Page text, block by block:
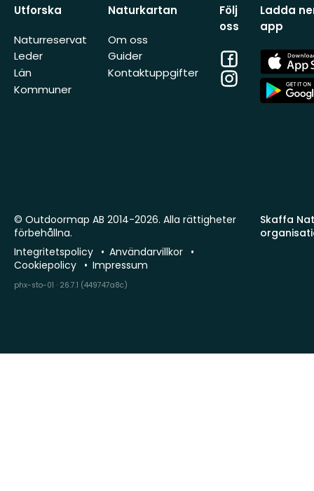
Utforska
Naturreservat
Leder
Län
Kommuner
Naturkartan
Om oss
Guider
Kontaktuppgifter
Följ
oss
Facebook
Instagram
Ladda
app
App
Store
App
Store
Skaffa
© Outdoormap AB 2014-2026. Alla rättigheter
förbehållna.
Integritetspolicy
Användarvillkor
Cookiepolicy
Impressum
phx-sto-01 · 26.7.1 (449747a8c)